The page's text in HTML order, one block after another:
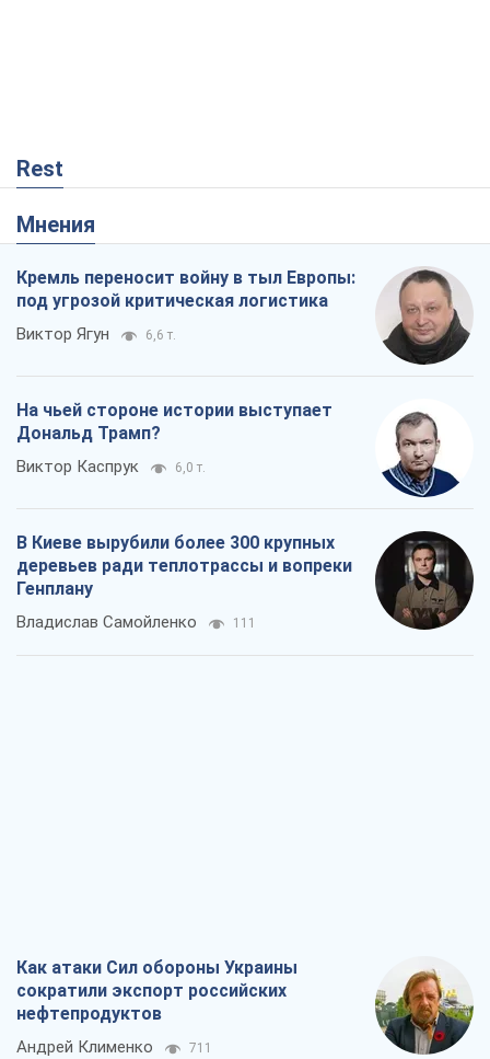
Rest
Мнения
Кремль переносит войну в тыл Европы:
под угрозой критическая логистика
Виктор Ягун 6,6 т.
На чьей стороне истории выступает
Дональд Трамп?
Виктор Каспрук 6,0 т.
В Киеве вырубили более 300 крупных
деревьев ради теплотрассы и вопреки
Генплану
Владислав Самойленко 111
Как атаки Сил обороны Украины
сократили экспорт российских
нефтепродуктов
Андрей Клименко 711